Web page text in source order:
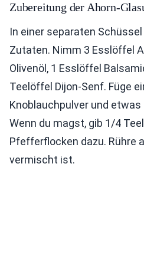
Zubereitung der Ahorn-
In einer separaten
Zutaten. Nimm 3 Esslöffel
Olivenöl, 1 Esslöffel
Teelöffel Dijon-Senf. Füge
Knoblauchpulver und
Wenn du magst, gib 1/4
Pfefferflocken dazu. Rühre
vermischt ist.